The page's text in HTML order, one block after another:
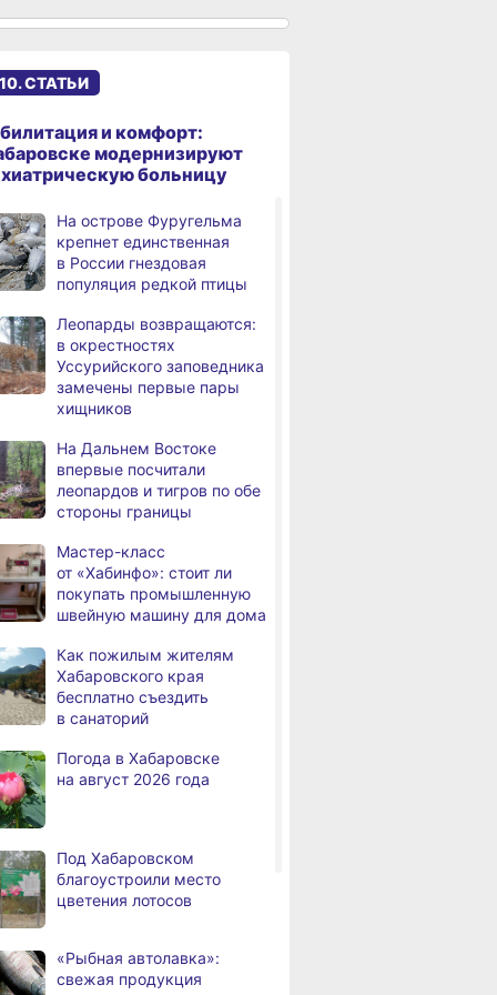
наносят
туристов
появится «умная»
спортивная площадка
в Хабаровском крае
в Хабаровском крае
В Хабаровском крае
высокотехнологичную
помощь получили более
Уровень Амура
у Хабаровска достиг 423
см, вода продолжает
В администрации
Хабаровска обсудили
использование средств
туристического налога
За сутки в Хабаровском
крае в 4 ДТП пострадали 10
человек
В Хабаровске из горящей
квартиры на Чехова
эвакуировали 6 человек
Хабаровского края
установился высокий класс
пожарной опасности
Хабаровского края
модернизировали 4G
возрождает
Дальневосточную студию
кинохроники
В команду крупного
издательского дома
СТАТЬИ
и комфорт:
модернизируют
больницу
На острове Фуругельма
крепнет единственная
в России гнездовая
популяция редкой птицы
Леопарды возвращаются:
в окрестностях
Уссурийского заповедника
замечены первые пары
хищников
На Дальнем Востоке
впервые посчитали
леопардов и тигров по обе
стороны границы
Мастер-класс
от «Хабинфо»: стоит ли
покупать промышленную
швейную машину для дома
Как пожилым жителям
Хабаровского края
бесплатно съездить
в санаторий
Погода в Хабаровске
на август 2026 года
Под Хабаровском
благоустроили место
цветения лотосов
«Рыбная автолавка»:
свежая продукция